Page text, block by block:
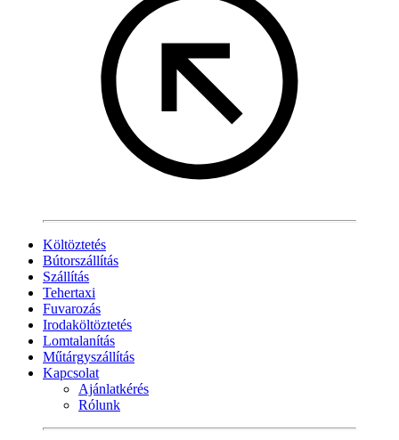
Költöztetés
Bútorszállítás
Szállítás
Tehertaxi
Fuvarozás
Irodaköltöztetés
Lomtalanítás
Műtárgyszállítás
Kapcsolat
Ajánlatkérés
Rólunk